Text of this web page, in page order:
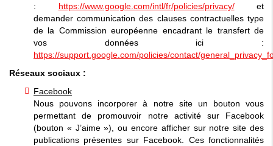
: https://www.google.com/intl/fr/policies/privacy/et
demander communication des clauses contractuelles type
de la Commission européenne encadrant le transfert de
vos données ici :
https://support.google.com/policies/contact/
Réseaux sociaux :
Facebook
Nous pouvons incorporer à notre site un bouton vous
permettant de promouvoir notre activité sur Facebook
(bouton « J’aime »), ou encore afficher sur notre site des
publications présentes sur Facebook. Ces fonctionnalités